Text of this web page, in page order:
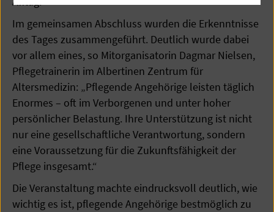
Im gemeinsamen Abschluss wurden die Erkenntnisse
des Tages zusammengeführt. Deutlich wurde dabei
vor allem eines, so Mitorganisatorin Dagmar Nielsen,
Pflegetrainerin im Albertinen Zentrum für
Altersmedizin: „Pflegende Angehörige leisten täglich
Enormes – oft im Verborgenen und unter hoher
persönlicher Belastung. Ihre Unterstützung ist nicht
nur eine gesellschaftliche Verantwortung, sondern
eine Voraussetzung für die Zukunftsfähigkeit der
Pflege insgesamt.“
Die Veranstaltung machte eindrucksvoll deutlich, wie
wichtig es ist, pflegende Angehörige bestmöglich zu